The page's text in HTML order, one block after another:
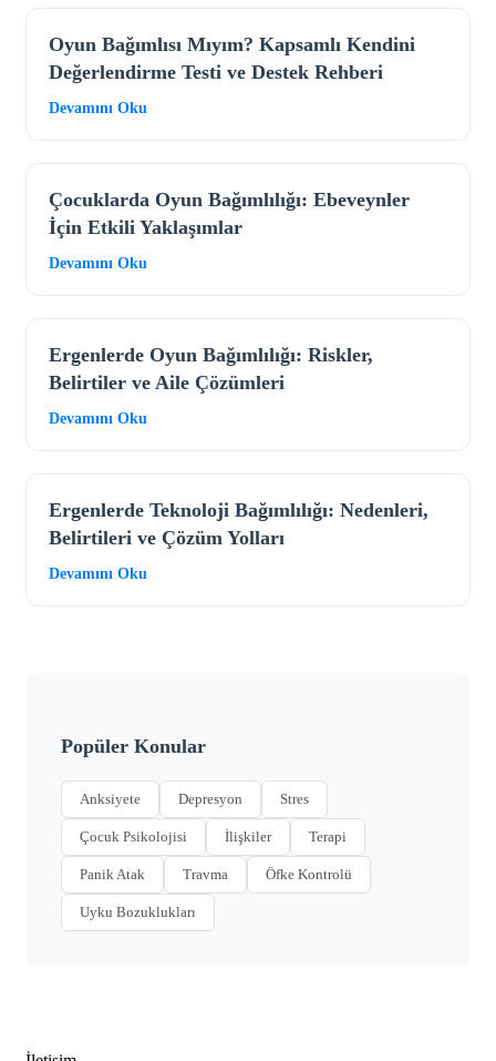
Oyun Bağımlısı Mıyım? Kapsamlı Kendini
Değerlendirme Testi ve Destek Rehberi
Devamını Oku
Çocuklarda Oyun Bağımlılığı: Ebeveynler
İçin Etkili Yaklaşımlar
Devamını Oku
Ergenlerde Oyun Bağımlılığı: Riskler,
Belirtiler ve Aile Çözümleri
Devamını Oku
Ergenlerde Teknoloji Bağımlılığı: Nedenleri,
Belirtileri ve Çözüm Yolları
Devamını Oku
Popüler Konular
Anksiyete Depresyon Stres
Çocuk Psikolojisi İlişkiler Terapi
Panik Atak Travma Öfke Kontrolü
Uyku Bozuklukları